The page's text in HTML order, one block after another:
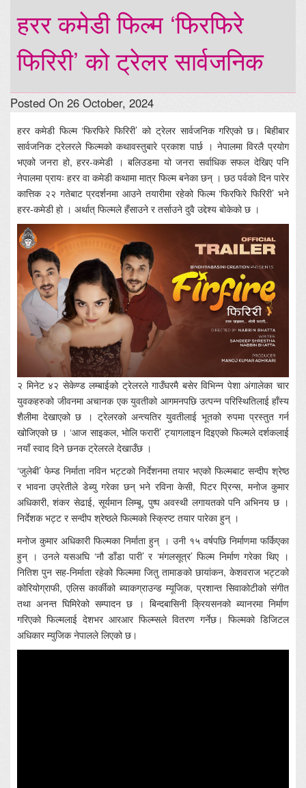
हरर कमेडी फिल्म ‘फिरफिरे
फिरिरी’ को ट्रेलर सार्वजनिक
Posted On 26 October, 2024
हरर कमेडी फिल्म ‘फिरफिरे फिरिरी’ को ट्रेलर सार्वजनिक गरिएको छ। बिहीबार
सार्वजनिक ट्रेलरले फिल्मको कथावस्तुबारे प्रकाश पार्छ । नेपालमा विरलै प्रयोग
भएको जनरा हो, हरर-कमेडी । बलिउडमा यो जनरा सर्वाधिक सफल देखिए पनि
नेपालमा प्रायः हरर वा कमेडी कथामा मात्र फिल्म बनेका छन् । छठ पर्वको दिन पारेर
कात्तिक २२ गतेबाट प्रदर्शनमा आउने तयारीमा रहेको फिल्म ‘फिरफिरे फिरिरी’ भने
हरर-कमेडी हो । अर्थात् फिल्मले हँसाउने र तर्साउने दुवै उद्देश्य बोकेको छ ।
२ मिनेट ४२ सेकेण्ड लम्बाईको ट्रेलरले गाउँघरमै बसेर विभिन्न पेशा अंगालेका चार
युवकहरुको जीवनमा अचानक एक युवतीको आगमनपछि उत्पन्न परिस्थितिलाई हाँस्य
शैलीमा देखाएको छ । ट्रेलरको अन्त्यतिर युवतीलाई भूतको रुपमा प्रस्तुत गर्न
खोजिएको छ । ‘आज साइकल, भोलि फरारी’ ट्यागलाइन दिइएको फिल्मले दर्शकलाई
नयाँ स्वाद दिने छनक ट्रेलरले देखाउँछ ।
‘जुलेबी’ फेम्ड निर्माता नविन भट्टको निर्देशनमा तयार भएको फिल्मबाट सन्दीप श्रेष्ठ
र भावना उप्रेतीले डेब्यु गरेका छन् भने रविना केसी, पिटर प्रिन्स, मनोज कुमार
अधिकारी, शंकर सेढाई, सूर्यमान लिम्बू, पुष्प अवस्थी लगायतको पनि अभिनय छ ।
निर्देशक भट्ट र सन्दीप श्रेष्ठले फिल्मको स्क्रिप्ट तयार पारेका हुन् ।
मनोज कुमार अधिकारी फिल्मका निर्माता हुन् । उनी १५ वर्षपछि निर्माणमा फर्किएका
हुन् । उनले यसअघि ‘नौ डाँडा पारी’ र ‘मंगलसूत्र’ फिल्म निर्माण गरेका थिए ।
नितिश पुन सह-निर्माता रहेको फिल्ममा जितु तामाङको छायांकन, केशवराज भट्टको
कोरियोग्राफी, एलिस कार्कीको ब्याकग्राउन्ड म्यूजिक, प्रशान्त सिवाकोटीको संगीत
तथा अनन्त घिमिरेको सम्पादन छ । बिन्दबासिनी क्रियसनको ब्यानरमा निर्माण
गरिएको फिल्मलाई देशभर आरआर फिल्म्सले वितरण गर्नेछ। फिल्मको डिजिटल
अधिकार म्युजिक नेपालले लिएको छ।